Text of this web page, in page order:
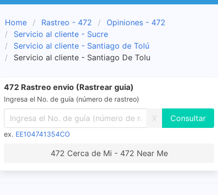
Home Rastreo - 472
Opiniones - 472
Servicio al cliente - Sucre
Servicio al cliente - Santiago de Tolú
Servicio al cliente - Santiago De Tolu
472 Rastreo envio (Rastrear guia)
Ingresa el No. de guía (número de rastreo)
X
ex. EE104741354CO
472 Cerca de Mi - 472 Near Me